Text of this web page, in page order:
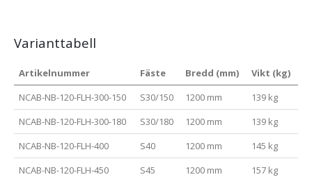
Varianttabell
Artikelnummer Fäste Bredd (mm)
Vikt (kg)
NCAB-NB-120-FLH-300-150
S30/150 1200 mm
139 kg
NCAB-NB-120-FLH-300-180
S30/180 1200 mm
139 kg
NCAB-NB-120-FLH-400
S40 1200 mm
145 kg
NCAB-NB-120-FLH-450
S45 1200 mm
157 kg